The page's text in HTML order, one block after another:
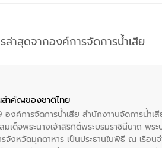
ล่าสุดจากองค์การจัดการน้ำเสีย
าคัญของชาติไทย
ค์การจัดการน้ำเสีย สำนักงาานจัดการน้ำ
เด็จพระนางเจ้าสิริกิติ์พระบรมราชินีนาถ พ
งหวัดมุกดาหาร เป็นประธานในพิธี ณ เรือน